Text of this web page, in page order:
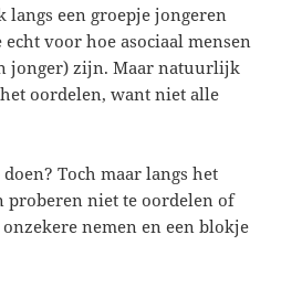
langs een groepje jongeren
voor hoe asociaal mensen
jonger) zijn. Maar natuurlijk
oordelen, want niet alle
Toch maar langs het
proberen niet te oordelen of
nemen en een blokje